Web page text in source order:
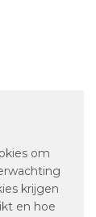
om
krijgen
en hoe